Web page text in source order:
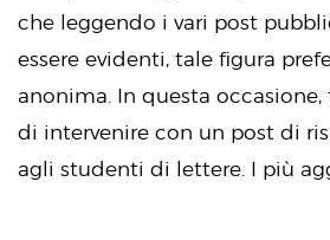
che leggendo i vari post
essere evidenti, tale figura
anonima. In questa
di intervenire con un post di
agli studenti di lettere. I più